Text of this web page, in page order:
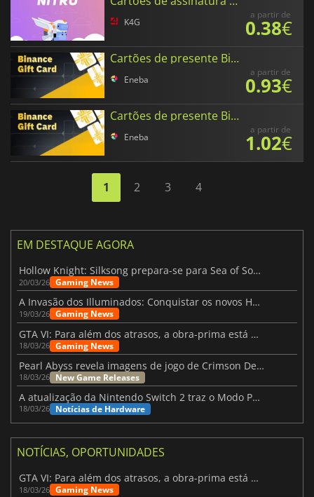
K4G
a partir de
0.38€
Cartões de presente Binance em USD Coin
Eneba
a partir de
0.93€
Cartões de presente Binance em XRP
Eneba
a partir de
1.02€
1 2 3 4
EM DESTAQUE AGORA
Hollow Knight: Silksong prepara-se para Sea of Sorrow com um patch
20/03/26 Gaming News
A Invasão dos Illuminados: Conquistar os novos Helldivers 2 Atualização!
19/03/26 Gaming News
GTA VI: Para além dos atrasos, a obra-prima está quase a chegar
18/03/26 Gaming News
Pearl Abyss revela imagens de jogo de Crimson Desert para a PS5
18/03/26 New Game Releases
A atualização da Nintendo Switch 2 traz o Modo Portátil aos jogos mais antigos da Switch
18/03/26 Notícias de Hardware
NOTÍCIAS, OPORTUNIDADES
GTA VI: Para além dos atrasos, a obra-prima está quase a chegar
18/03/26 Gaming News